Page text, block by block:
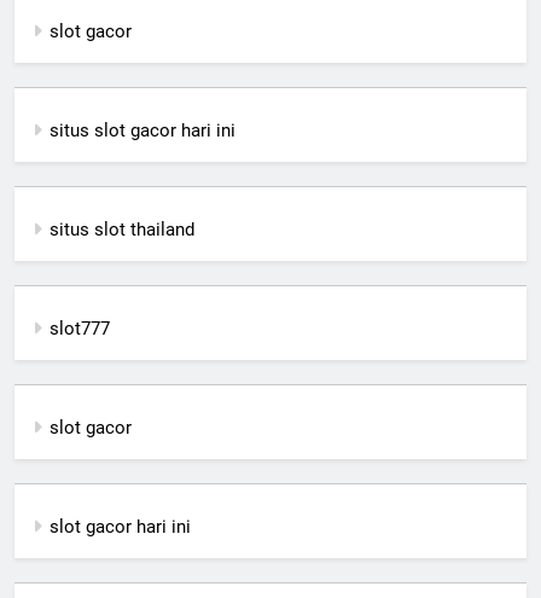
slot gacor
situs slot gacor hari ini
situs slot thailand
slot777
slot gacor
slot gacor hari ini